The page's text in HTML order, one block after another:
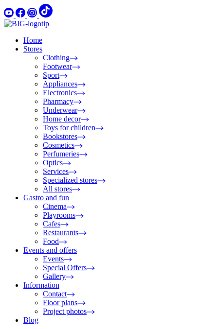
Home
Stores
Clothing
Footwear
Sport
Appliances
Electronics
Pharmacy
Underwear
Home decor
Toys for children
Bookstores
Cosmetics
Perfumeries
Optics
Services
Specialized stores
All stores
Gastro and fun
Cinema
Playrooms
Cafes
Restaurants
Food
Events and offers
Events
Special Offers
Gallery
Information
Contact
Floor plans
Project photos
Blog